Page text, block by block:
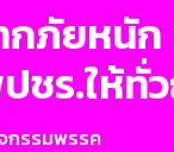
กภัยหนั
ชร.ให้ทั่
กรรมพรรค